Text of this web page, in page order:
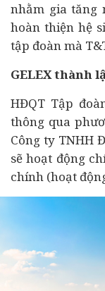
nhằm gia tăng
hoàn thiện hệ
tập đoàn mà
GELEX thành
HĐQT Tập
thông qua
Công ty TNHH
sẽ hoạt động
chính (hoạt